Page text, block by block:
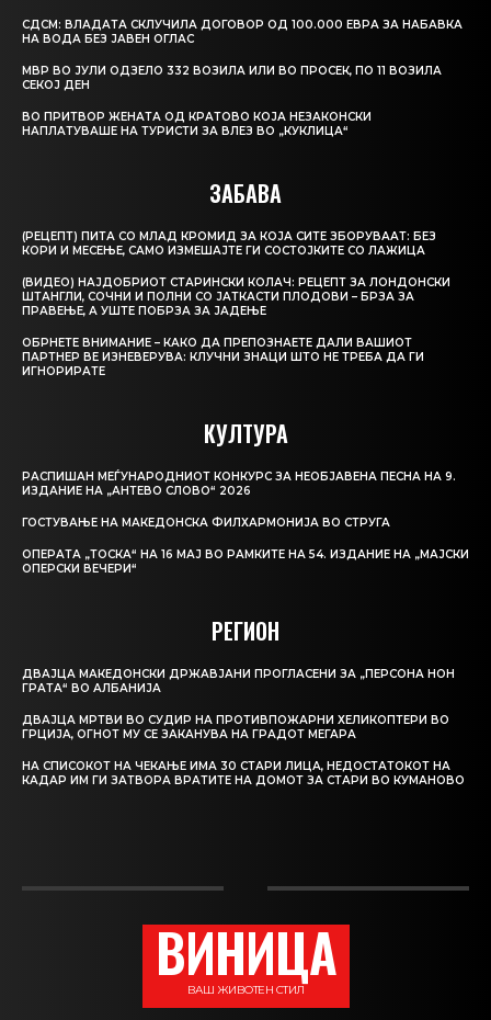
СДСМ: ВЛАДАТА СКЛУЧИЛА ДОГОВОР ОД 100.000 ЕВРА ЗА НАБАВКА
НА ВОДА БЕЗ ЈАВЕН ОГЛАС
МВР ВО ЈУЛИ ОДЗЕЛО 332 ВОЗИЛА ИЛИ ВО ПРОСЕК, ПО 11 ВОЗИЛА
СЕКОЈ ДЕН
ВО ПРИТВОР ЖЕНАТА ОД КРАТОВО КОЈА НЕЗАКОНСКИ
НАПЛАТУВАШЕ НА ТУРИСТИ ЗА ВЛЕЗ ВО „КУКЛИЦА“
ЗАБАВА
(РЕЦЕПТ) ПИТА СО МЛАД КРОМИД ЗА КОЈА СИТЕ ЗБОРУВААТ: БЕЗ
КОРИ И МЕСЕЊЕ, САМО ИЗМЕШАЈТЕ ГИ СОСТОЈКИТЕ СО ЛАЖИЦА
(ВИДЕО) НАЈДОБРИОТ СТАРИНСКИ КОЛАЧ: РЕЦЕПТ ЗА ЛОНДОНСКИ
ШТАНГЛИ, СОЧНИ И ПОЛНИ СО ЈАТКАСТИ ПЛОДОВИ – БРЗА ЗА
ПРАВЕЊЕ, А УШТЕ ПОБРЗА ЗА ЈАДЕЊЕ
ОБРНЕТЕ ВНИМАНИЕ – КАКО ДА ПРЕПОЗНАЕТЕ ДАЛИ ВАШИОТ
ПАРТНЕР ВЕ ИЗНЕВЕРУВА: КЛУЧНИ ЗНАЦИ ШТО НЕ ТРЕБА ДА ГИ
ИГНОРИРАТЕ
КУЛТУРА
РАСПИШАН МЕЃУНАРОДНИОТ КОНКУРС ЗА НЕОБЈАВЕНА ПЕСНА НА 9.
ИЗДАНИЕ НА „АНТЕВО СЛОВО“ 2026
ГОСТУВАЊЕ НА МАКЕДОНСКА ФИЛХАРМОНИЈА ВО СТРУГА
ОПЕРАТА „ТОСКА“ НА 16 МАЈ ВО РАМКИТЕ НА 54. ИЗДАНИЕ НА „МАЈСКИ
ОПЕРСКИ ВЕЧЕРИ“
РЕГИОН
ДВАЈЦА МАКЕДОНСКИ ДРЖАВЈАНИ ПРОГЛАСЕНИ ЗА „ПЕРСОНА НОН
ГРАТА“ ВО АЛБАНИЈА
ДВАЈЦА МРТВИ ВО СУДИР НА ПРОТИВПОЖАРНИ ХЕЛИКОПТЕРИ ВО
ГРЦИЈА, ОГНОТ МУ СЕ ЗАКАНУВА НА ГРАДОТ МЕГАРА
НА СПИСОКОТ НА ЧЕКАЊЕ ИМА 30 СТАРИ ЛИЦА, НЕДОСТАТОКОТ НА
КАДАР ИМ ГИ ЗАТВОРА ВРАТИТЕ НА ДОМОТ ЗА СТАРИ ВО КУМАНОВО
ВИНИЦА
ВАШ ЖИВОТЕН СТИЛ